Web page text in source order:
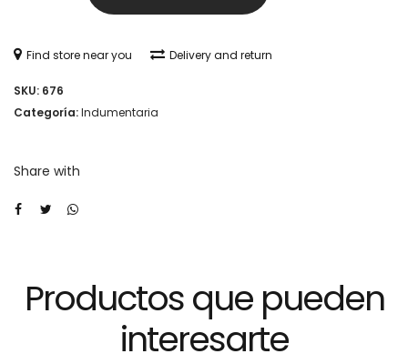
cantidad
Find store near you Delivery and return
SKU: 676
Categoría:Indumentaria
Share with
Productos que pueden
interesarte